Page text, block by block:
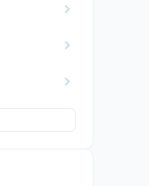
chevron_right
chevron_right
chevron_right